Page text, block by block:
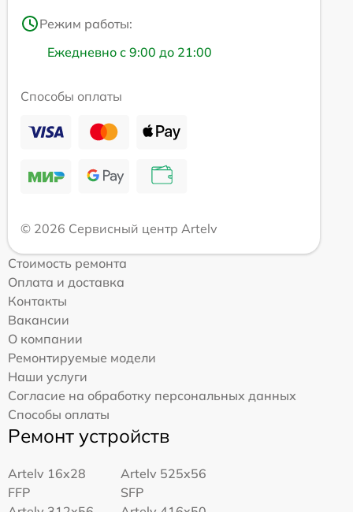
Режим работы:
Ежедневно с 9:00 до 21:00
Способы оплаты
© 2026 Сервисный центр Artelv
Стоимость ремонта
Оплата и доставка
Контакты
Вакансии
О компании
Ремонтируемые модели
Наши услуги
Согласие на обработку персональных данных
Способы оплаты
Ремонт устройств
Artelv 16x28
FFP
Artelv 525x56
SFP